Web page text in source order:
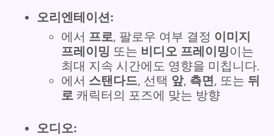
오리엔테이션:
에서 프로, 팔로우 여부 결정 이미지
프레이밍 또는 비디오 프레이밍이는
최대 지속 시간에도 영향을 미칩니다.
에서 스탠다드, 선택 앞, 측면, 또는 뒤
로 캐릭터의 포즈에 맞는 방향
오디오: